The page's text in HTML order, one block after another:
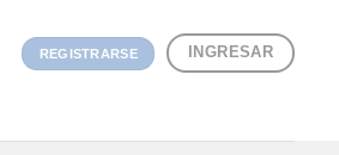
REGISTRARSE INGRESAR